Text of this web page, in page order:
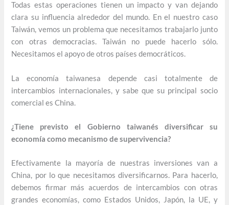
Todas estas operaciones tienen un impacto y van dejando
clara su influencia alrededor del mundo. En el nuestro caso
Taiwán, vemos un problema que necesitamos trabajarlo junto
con otras democracias. Taiwán no puede hacerlo sólo.
Necesitamos el apoyo de otros países democráticos.
La economía taiwanesa depende casi totalmente de
intercambios internacionales, y sabe que su principal socio
comercial es China.
¿Tiene previsto el Gobierno taiwanés diversificar su
economía como mecanismo de supervivencia?
Efectivamente la mayoría de nuestras inversiones van a
China, por lo que necesitamos diversificarnos. Para hacerlo,
debemos firmar más acuerdos de intercambios con otras
grandes economías, como Estados Unidos, Japón, la UE, y